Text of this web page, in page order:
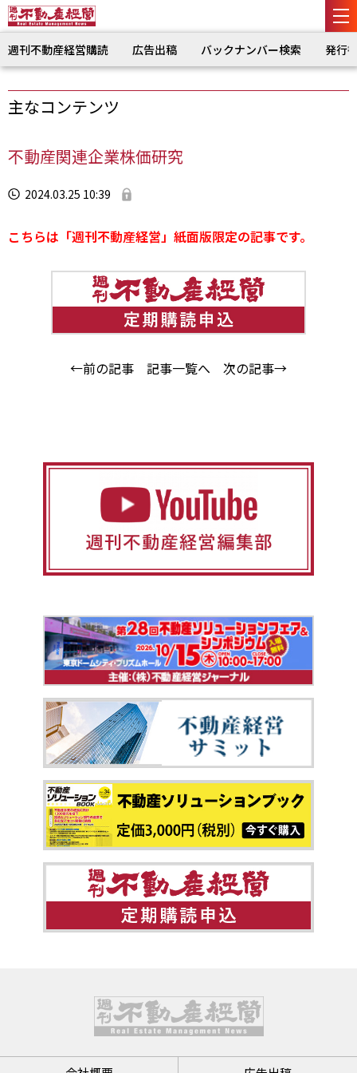
週刊不動産経営購読 広告出稿 バックナンバー検索 発行
主なコンテンツ
不動産関連企業株価研究
2024.03.25 10:39
こちらは「週刊不動産経営」紙面版限定の記事です。
←前の記事 記事一覧へ 次の記事→